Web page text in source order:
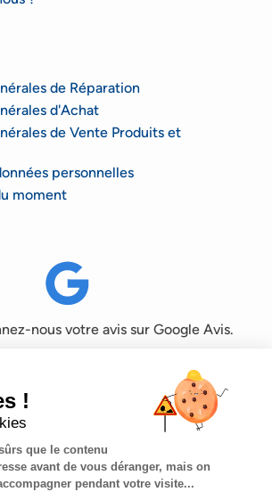
de Réparation
d'Achat
de Vente Produits et
personnelles
moment
nous votre avis sur Google Avis.
réservés – CHRONO Flex –
Mentions
légales – Plan du site
!
que le contenu
avant de vous déranger, mais on
pendant votre visite...